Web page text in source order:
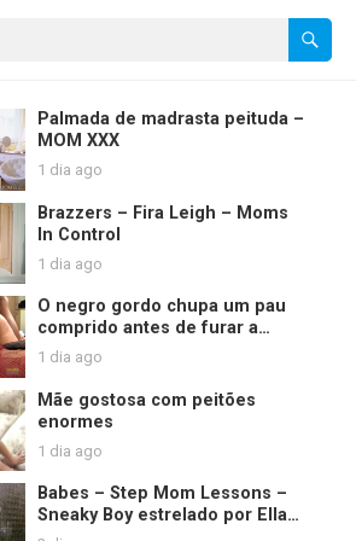
Palmada de madrasta peituda –
MOM XXX
1 dia ago
Brazzers – Fira Leigh – Moms
In Control
1 dia ago
O negro gordo chupa um pau
comprido antes de furar a
boceta roliça
1 dia ago
Mãe gostosa com peitões
enormes
1 dia ago
Babes – Step Mom Lessons –
Sneaky Boy estrelado por Ella